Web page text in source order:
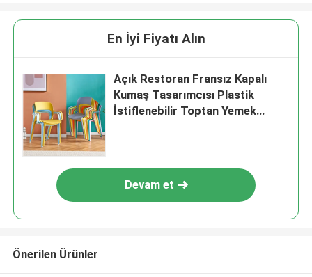
En İyi Fiyatı Alın
Açık Restoran Fransız Kapalı
Kumaş Tasarımcısı Plastik
İstiflenebilir Toptan Yemek
Devam et
Önerilen Ürünler